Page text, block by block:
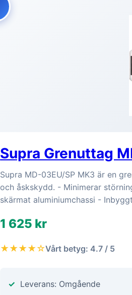
Supra Grenuttag
Supra MD-03EU/SP MK3 är en
och åskskydd. - Minimerar
skärmat aluminiumchassi -
1 625 kr
★★★★☆Vårt betyg: 4.7 / 5
Leverans: Omgående